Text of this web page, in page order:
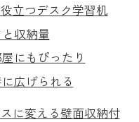
立つデスク学習机
収納量
にもぴったり
広げられる
に変える壁面収納付